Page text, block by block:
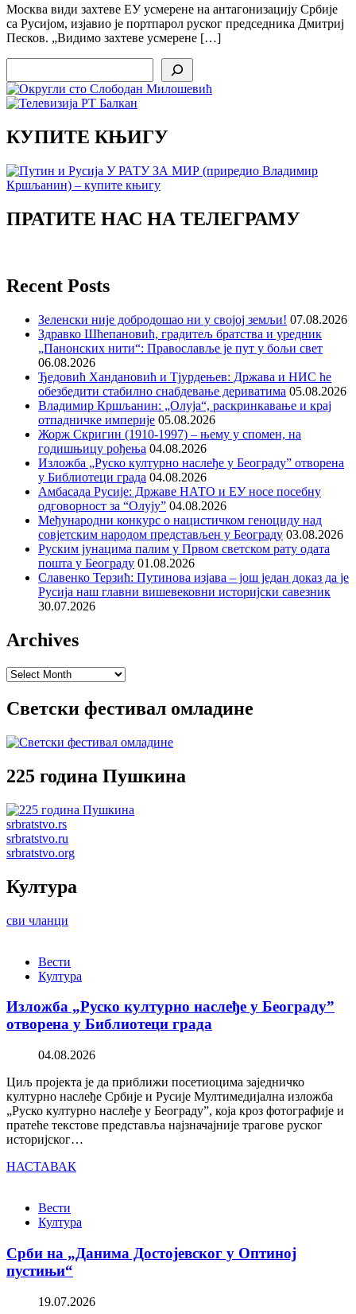
Москва види захтеве ЕУ усмерене на антагонизацију Србије
са Русијом, изјавио је портпарол руског председника Дмитриј
Песков. „Видимо захтеве усмерене […]
КУПИТЕ КЊИГУ
ПРАТИТЕ НАС НА ТЕЛЕГРАМУ
Recent Posts
Зеленски није добродошао ни у својој земљи! 07.08.2026
Здравко Шћепановић, градитељ братства и уредник
„Панонских нити“: Православље је пут у бољи свет
06.08.2026
Ђедовић Хандановић и Тјурдењев: Држава и НИС ће
обезбедити стабилно снабдевање дериватима 05.08.2026
Владимир Кршљанин: „Олуја“, раскринкавање и крај
отпадничке империје 05.08.2026
Жорж Скригин (1910-1997) – њему у спомен, на
годишњицу рођења 04.08.2026
Изложба „Руско културно наслеђе у Београду” отворена
у Библиотеци града 04.08.2026
Амбасада Русије: Државе НАТО и ЕУ носе посебну
одговорност за “Олују” 04.08.2026
Међународни конкурс о нацистичком геноциду над
совјетским народом представљен у Београду 03.08.2026
Руским јунацима палим у Првом светском рату одата
пошта у Београду 01.08.2026
Славенко Терзић: Путинова изјава – још један доказ да је
Русија наш главни вишевековни историјски савезник
30.07.2026
Archives
Archives
Светски фестивал омладине
225 година Пушкина
srbratstvo.rs
srbratstvo.ru
srbratstvo.org
Култура
сви чланци
Вести
Култура
Изложба „Руско културно наслеђе у Београду”
отворена у Библиотеци града
04.08.2026
Циљ пројекта је да приближи посетиоцима заједничко
културно наслеђе Србије и Русије Мултимедијална изложба
„Руско културно наслеђе у Београду”, која кроз фотографије и
пратеће текстове представља најзначајније трагове руског
историјског…
НАСТАВАК
Вести
Култура
Срби на „Данима Достојевског у Оптиној
пустињи“
19.07.2026